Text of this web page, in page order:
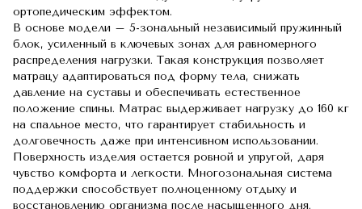
ортопедическим эффектом.
В основе модели – 5-зональный независимый пружинный
блок, усиленный в ключевых зонах для равномерного
распределения нагрузки. Такая конструкция позволяет
матрацу адаптироваться под форму тела, снижать
давление на суставы и обеспечивать естественное
положение спины. Матрас выдерживает нагрузку до 160 кг
на спальное место, что гарантирует стабильность и
долговечность даже при интенсивном использовании.
Поверхность изделия остается ровной и упругой, даря
чувство комфорта и легкости. Многозональная система
поддержки способствует полноценному отдыху и
восстановлению организма после насыщенного дня.